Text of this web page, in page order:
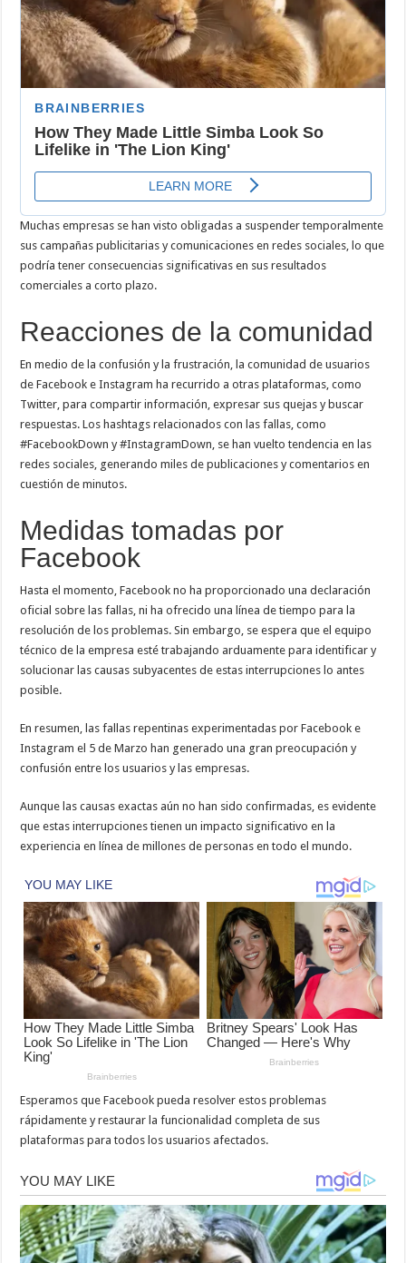
Muchas empresas se han visto obligadas a suspender temporalmente
sus campañas publicitarias y comunicaciones en redes sociales, lo que
podría tener consecuencias significativas en sus resultados
comerciales a corto plazo.
Reacciones de la comunidad
En medio de la confusión y la frustración, la comunidad de usuarios
de Facebook e Instagram ha recurrido a otras plataformas, como
Twitter, para compartir información, expresar sus quejas y buscar
respuestas. Los hashtags relacionados con las fallas, como
#FacebookDown y #InstagramDown, se han vuelto tendencia en las
redes sociales, generando miles de publicaciones y comentarios en
cuestión de minutos.
Medidas tomadas por
Facebook
Hasta el momento, Facebook no ha proporcionado una declaración
oficial sobre las fallas, ni ha ofrecido una línea de tiempo para la
resolución de los problemas. Sin embargo, se espera que el equipo
técnico de la empresa esté trabajando arduamente para identificar y
solucionar las causas subyacentes de estas interrupciones lo antes
posible.
En resumen, las fallas repentinas experimentadas por Facebook e
Instagram el 5 de Marzo han generado una gran preocupación y
confusión entre los usuarios y las empresas.
Aunque las causas exactas aún no han sido confirmadas, es evidente
que estas interrupciones tienen un impacto significativo en la
experiencia en línea de millones de personas en todo el mundo.
Esperamos que Facebook pueda resolver estos problemas
rápidamente y restaurar la funcionalidad completa de sus
plataformas para todos los usuarios afectados.